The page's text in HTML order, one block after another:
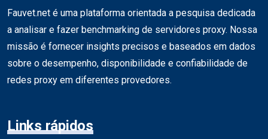
Fauvet.net é uma plataforma orientada a pesquisa dedicada
a analisar e fazer benchmarking de servidores proxy. Nossa
missão é fornecer insights precisos e baseados em dados
sobre o desempenho, disponibilidade e confiabilidade de
redes proxy em diferentes provedores.
Links rápidos